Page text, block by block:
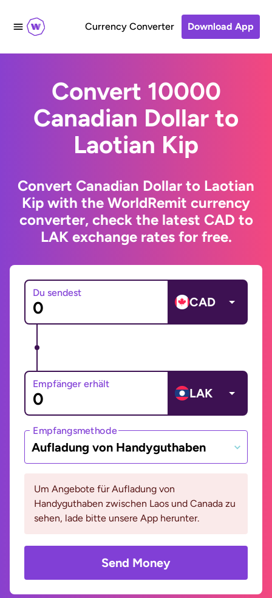
Currency Converter Download App
Convert 10000
Canadian Dollar to
Laotian Kip
Convert Canadian Dollar to Laotian
Kip with the WorldRemit currency
converter, check the latest CAD to
LAK exchange rates for free.
Du sendest
CAD
Empfänger erhält
LAK
Empfangsmethode
Aufladung von Handyguthaben
Um Angebote für Aufladung von
Handyguthaben zwischen Laos und Canada zu
sehen, lade bitte unsere App herunter.
Send Money